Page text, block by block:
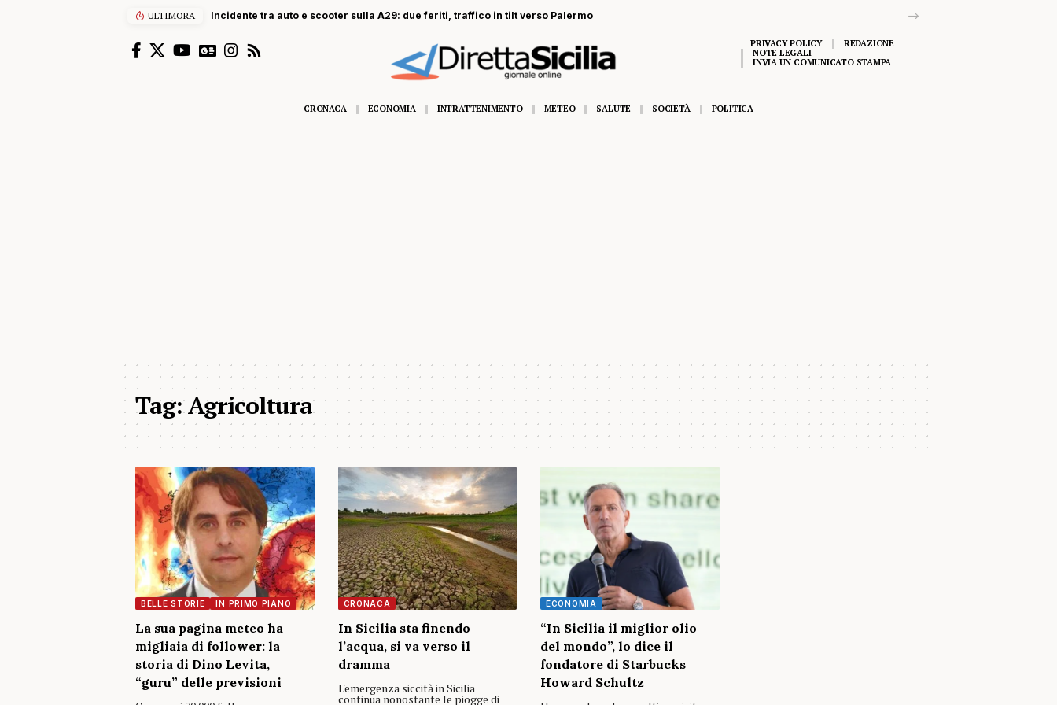
ULTIMORA
PRIVACY POLICY
REDAZIONE
NOTE LEGALI
INVIA UN COMUNICATO STAMPA
CRONACA ECONOMIA INTRATTENIMENTO METEO SALUTE SOCIETÀ POLITICA
Tag:Agricoltura
BELLE STORIE IN PRIMO PIANO
La sua pagina meteo ha
migliaia di follower: la
storia di Dino Levita,
“guru” delle previsioni
CRONACA
In Sicilia sta finendo
l’acqua, si va verso il
dramma
L'emergenza siccità in Sicilia
continua nonostante le piogge di
ECONOMIA
“In Sicilia il miglior olio
del mondo”, lo dice il
fondatore di Starbucks
Howard Schultz